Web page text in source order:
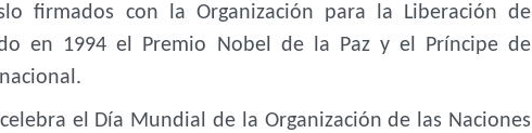
firmados con la Organización para la Liberación de
en 1994 el Premio Nobel de la Paz y el Príncipe de
celebra el Día Mundial de la Organización de las Naciones